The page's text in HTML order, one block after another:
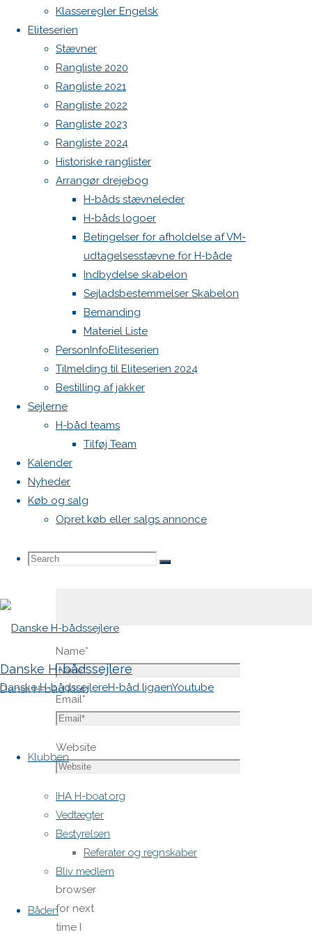
Klasseregler Engelsk
Eliteserien
Stævner
Rangliste 2020
Rangliste 2021
Rangliste 2022
Rangliste 2023
Rangliste 2024
Historiske ranglister
Arrangør drejebog
H-båds stævneleder
H-båds logoer
Betingelser for afholdelse af VM-
udtagelsesstævne for H-både
Indbydelse skabelon
Sejladsbestemmelser Skabelon
Bemanding
Materiel Liste
PersonInfoEliteserien
Tilmelding til Eliteserien 2024
Bestilling af jakker
Sejlerne
H-båd teams
Tilføj Team
Kalender
Nyheder
Køb og salg
Opret køb eller salgs annonce
Search
Search
Search
Danske H-bådssejlere
Dansk H-båd klub
Danske H-bådssejlereH-båd ligaenYoutube
Klubben
IHA H-boat.org
Vedtægter
Bestyrelsen
Referater og regnskaber
Bliv medlem
Båden
og
Ranglisten
2024
Previous
image
Next
image
Skriv
et
svar
Din e-
mailadresse
vil ikke
blive
publiceret.
Krævede
felter er
markeret
med*
Comment
Name*
Email*
Website
Save
my name,
email,
and site
URL in my
browser
for next
time I
WordPress.org